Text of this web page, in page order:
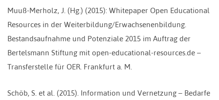
Muuß-Merholz, J. (Hg.) (2015): Whitepaper Open Educational
Resources in der Weiterbildung/Erwachsenenbildung.
Bestandsaufnahme und Potenziale 2015 im Auftrag der
Bertelsmann Stiftung mit open-educational-resources.de –
Transferstelle für OER. Frankfurt a. M.
Schöb, S. et al. (2015). Information und Vernetzung – Bedarfe